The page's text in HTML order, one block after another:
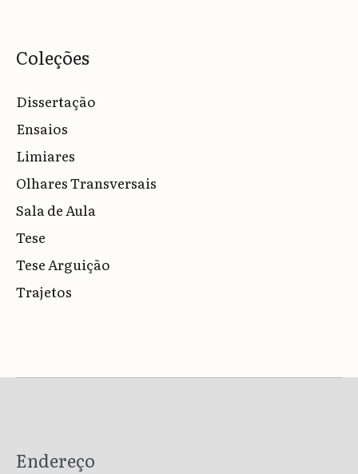
Coleções
Dissertação
Ensaios
Limiares
Olhares Transversais
Sala de Aula
Tese
Tese Arguição
Trajetos
Endereço